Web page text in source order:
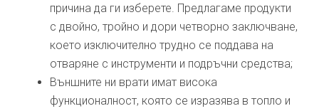
причина да ги изберете. Предлагаме продукти
с двойно, тройно и дори четворно заключване,
което изключително трудно се поддава на
отваряне с инструменти и подръчни средства;
Външните ни врати имат висока
функционалност, която се изразява в топло и